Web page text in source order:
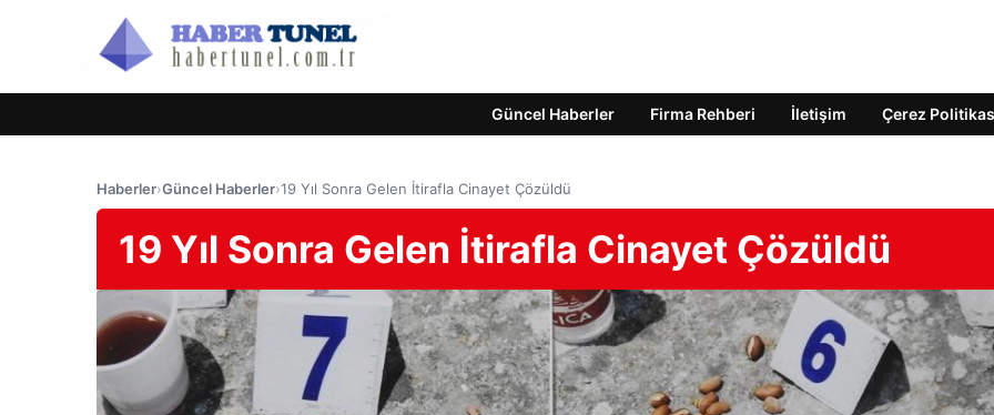
Güncel Haberler Firma Rehberi İletişim Çerez
Haberler›Güncel Haberler›19 Yıl Sonra Gelen İtirafla Cinayet Çözüldü
19 Yıl Sonra Gelen İtirafla Cinayet Çözüldü